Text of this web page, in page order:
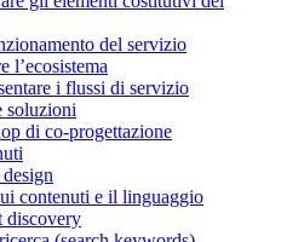
del servizio
l’ecosistema
i flussi di servizio
soluzioni
di co-progettazione
contenuti e il linguaggio
discovery